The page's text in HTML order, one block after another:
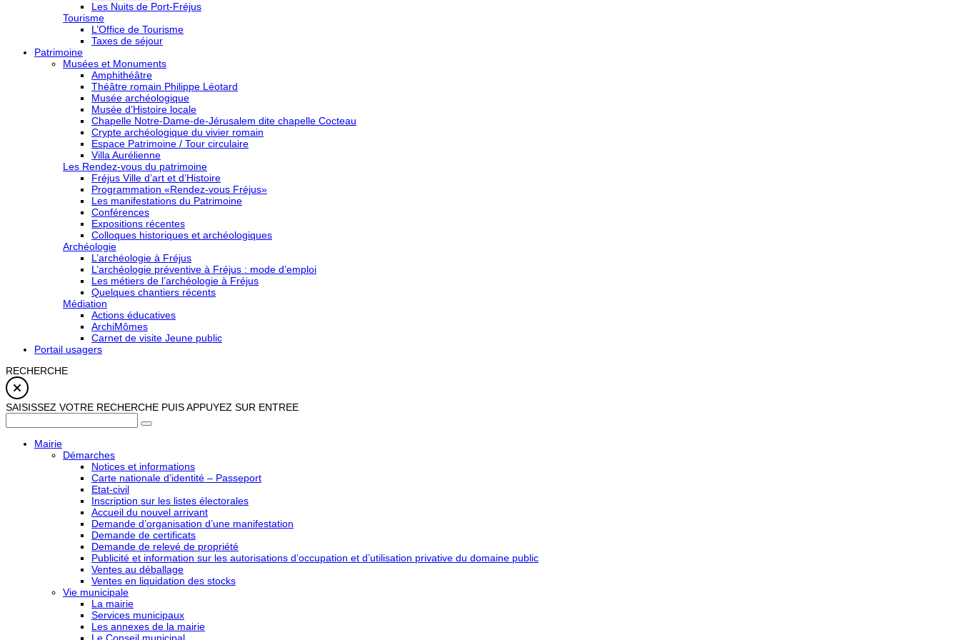
Les Nuits de Port-Fréjus
Tourisme
L’Office de Tourisme
Taxes de séjour
Patrimoine
Musées et Monuments
Amphithéâtre
Théâtre romain Philippe Léotard
Musée archéologique
Musée d’Histoire locale
Chapelle Notre-Dame-de-Jérusalem dite chapelle Cocteau
Crypte archéologique du vivier romain
Espace Patrimoine / Tour circulaire
Villa Aurélienne
Les Rendez-vous du patrimoine
Fréjus Ville d’art et d’Histoire
Programmation «Rendez-vous Fréjus»
Les manifestations du Patrimoine
Conférences
Expositions récentes
Colloques historiques et archéologiques
Archéologie
L’archéologie à Fréjus
L’archéologie préventive à Fréjus : mode d’emploi
Les métiers de l’archéologie à Fréjus
Quelques chantiers récents
Médiation
Actions éducatives
ArchiMômes
Carnet de visite Jeune public
Portail usagers
RECHERCHE
SAISISSEZ VOTRE RECHERCHE PUIS APPUYEZ SUR ENTREE
Mairie
Démarches
Notices et informations
Carte nationale d’identité – Passeport
Etat-civil
Inscription sur les listes électorales
Accueil du nouvel arrivant
Demande d’organisation d’une manifestation
Demande de certificats
Demande de relevé de propriété
Publicité et information sur les autorisations d’occupation et d’utilisation privative du domaine public
Ventes au déballage
Ventes en liquidation des stocks
Vie municipale
La mairie
Services municipaux
Les annexes de la mairie